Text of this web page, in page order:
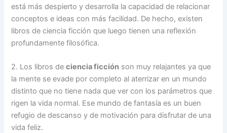
está más despierto y desarrolla la capacidad de relacionar
conceptos e ideas con más facilidad. De hecho, existen
libros de ciencia ficción que luego tienen una reflexión
profundamente filosófica.
2. Los libros deciencia ficción son muy relajantes ya que
la mente se evade por completo al aterrizar en un mundo
distinto que no tiene nada que ver con los parámetros que
rigen la vida normal. Ese mundo de fantasía es un buen
refugio de descanso y de motivación para disfrutar de una
vida feliz.